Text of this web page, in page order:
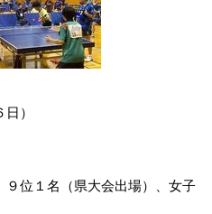
）
位１名（県大会出場）、女子